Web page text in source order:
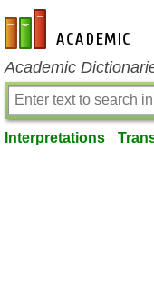
en-academic.com
Academic
Interpretations